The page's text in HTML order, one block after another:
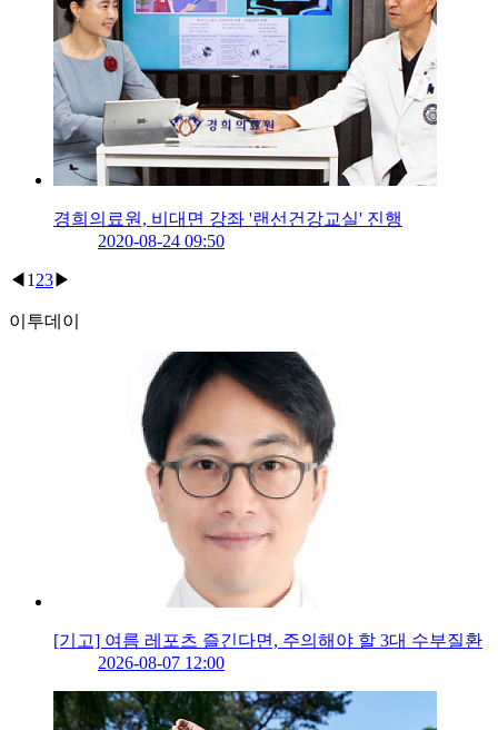
경희의료원, 비대면 강좌 '랜선건강교실' 진행
2020-08-24 09:50
◀ 1 23▶
이투데이
[기고] 여름 레포츠 즐긴다면, 주의해야 할 3대 수부질환
2026-08-07 12:00